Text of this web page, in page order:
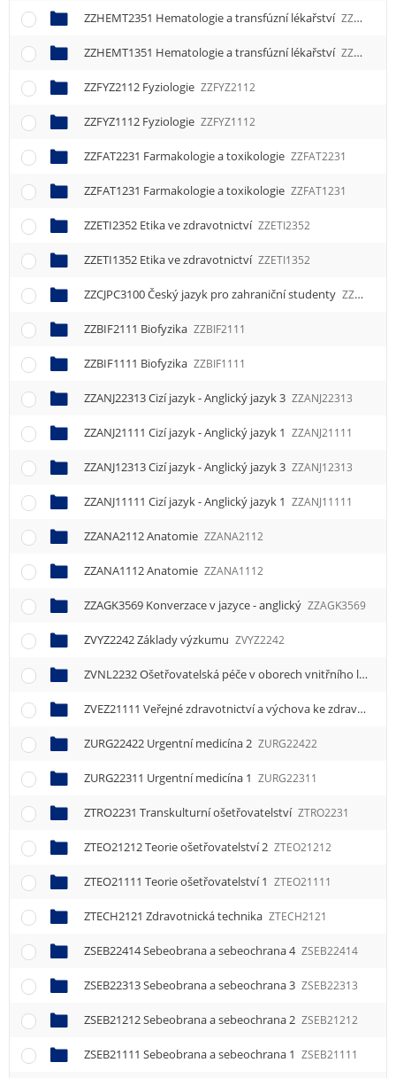
ZZHEMT2351 Hematologie a transfúzní lékařství ZZHEMT2351
ZZHEMT1351 Hematologie a transfúzní lékařství ZZHEMT1351
ZZFYZ2112 Fyziologie ZZFYZ2112
ZZFYZ1112 Fyziologie ZZFYZ1112
ZZFAT2231 Farmakologie a toxikologie ZZFAT2231
ZZFAT1231 Farmakologie a toxikologie ZZFAT1231
ZZETI2352 Etika ve zdravotnictví ZZETI2352
ZZETI1352 Etika ve zdravotnictví ZZETI1352
ZZCJPC3100 Český jazyk pro zahraniční studenty ZZCJPC3100
ZZBIF2111 Biofyzika ZZBIF2111
ZZBIF1111 Biofyzika ZZBIF1111
ZZANJ22313 Cizí jazyk - Anglický jazyk 3 ZZANJ22313
ZZANJ21111 Cizí jazyk - Anglický jazyk 1 ZZANJ21111
ZZANJ12313 Cizí jazyk - Anglický jazyk 3 ZZANJ12313
ZZANJ11111 Cizí jazyk - Anglický jazyk 1 ZZANJ11111
ZZANA2112 Anatomie ZZANA2112
ZZANA1112 Anatomie ZZANA1112
ZZAGK3569 Konverzace v jazyce - anglický ZZAGK3569
ZVYZ2242 Základy výzkumu ZVYZ2242
ZVNL2232 Ošetřovatelská péče v oborech vnitřního lékařství
ZVEZ21111 Veřejné zdravotnictví a výchova ke zdraví 1
ZURG22422 Urgentní medicína 2 ZURG22422
ZURG22311 Urgentní medicína 1 ZURG22311
ZTRO2231 Transkulturní ošetřovatelství ZTRO2231
ZTEO21212 Teorie ošetřovatelství 2 ZTEO21212
ZTEO21111 Teorie ošetřovatelství 1 ZTEO21111
ZTECH2121 Zdravotnická technika ZTECH2121
ZSEB22414 Sebeobrana a sebeochrana 4 ZSEB22414
ZSEB22313 Sebeobrana a sebeochrana 3 ZSEB22313
ZSEB21212 Sebeobrana a sebeochrana 2 ZSEB21212
ZSEB21111 Sebeobrana a sebeochrana 1 ZSEB21111